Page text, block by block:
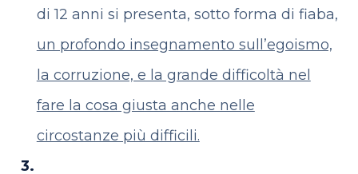
di 12 anni si presenta, sotto forma di fiaba,
un profondo insegnamento sull’egoismo,
la corruzione, e la grande difficoltà nel
fare la cosa giusta anche nelle
circostanze più difficili.